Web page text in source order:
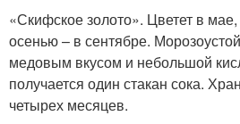
«Скифское золото». Цветет в
осенью – в сентябре.
медовым вкусом и небольшой
получается один стакан сока.
четырех месяцев.